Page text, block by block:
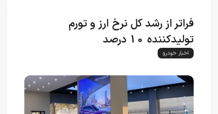
فراتر از رشد کل نرخ ارز و تورم
تولیدکننده 10 درصد
اخبار خودرو